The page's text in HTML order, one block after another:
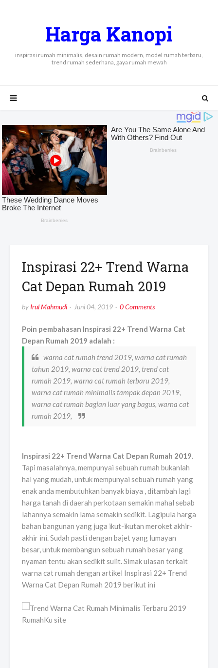
Harga Kanopi
inspirasi rumah minimalis, desain rumah modern, model rumah terbaru,
trend rumah sederhana, gaya rumah mewah
Inspirasi 22+ Trend Warna
Cat Depan Rumah 2019
by Irul Mahmudi Juni 04, 2019 0 Comments
Poin pembahasan Inspirasi 22+ Trend Warna Cat
Depan Rumah 2019 adalah :
warna cat rumah trend 2019, warna cat rumah
tahun 2019, warna cat trend 2019, trend cat
rumah 2019, warna cat rumah terbaru 2019,
warna cat rumah minimalis tampak depan 2019,
warna cat rumah bagian luar yang bagus, warna cat
rumah 2019,
Inspirasi 22+ Trend Warna Cat Depan Rumah 2019.
Tapi masalahnya, mempunyai sebuah rumah bukanlah
hal yang mudah, untuk mempunyai sebuah rumah yang
enak anda membutuhkan banyak biaya , ditambah lagi
harga tanah di daerah perkotaan semakin mahal sebab
lahannya semakin lama semakin sedikit. Lagipula harga
bahan bangunan yang juga ikut-ikutan meroket akhir-
akhir ini. Sudah pasti dengan bajet yang lumayan
besar, untuk membangun sebuah rumah besar yang
nyaman tentu akan sedikit sulit. Simak ulasan terkait
warna cat rumah dengan artikel Inspirasi 22+ Trend
Warna Cat Depan Rumah 2019 berikut ini